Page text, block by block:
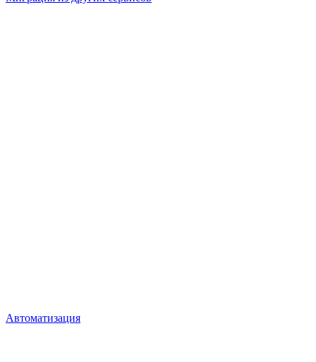
Автоматизация